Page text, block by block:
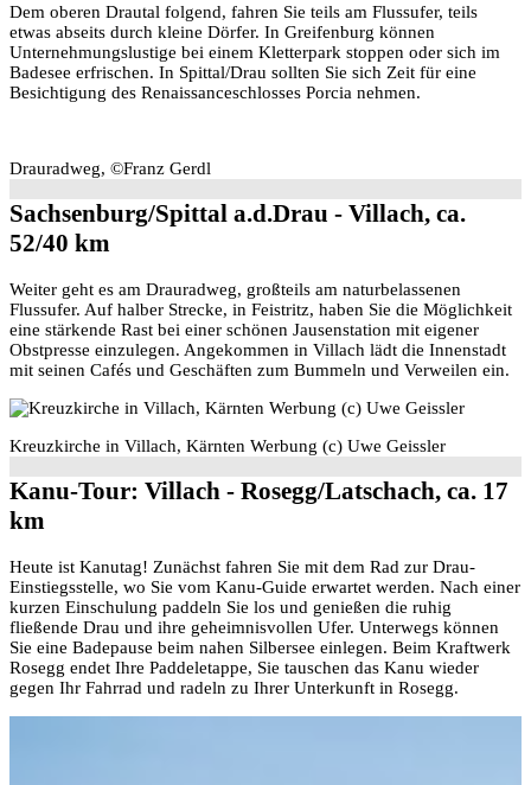
Dem oberen Drautal folgend, fahren Sie teils am Flussufer, teils
etwas abseits durch kleine Dörfer. In Greifenburg können
Unternehmungslustige bei einem Kletterpark stoppen oder sich im
Badesee erfrischen. In Spittal/Drau sollten Sie sich Zeit für eine
Besichtigung des Renaissanceschlosses Porcia nehmen.
Drauradweg, ©Franz Gerdl
Sachsenburg/Spittal a.d.Drau - Villach, ca.
52/40 km
Weiter geht es am Drauradweg, großteils am naturbelassenen
Flussufer. Auf halber Strecke, in Feistritz, haben Sie die Möglichkeit
eine stärkende Rast bei einer schönen Jausenstation mit eigener
Obstpresse einzulegen. Angekommen in Villach lädt die Innenstadt
mit seinen Cafés und Geschäften zum Bummeln und Verweilen ein.
Kreuzkirche in Villach, Kärnten Werbung (c) Uwe Geissler
Kanu-Tour: Villach - Rosegg/Latschach, ca. 17
km
Heute ist Kanutag! Zunächst fahren Sie mit dem Rad zur Drau-
Einstiegsstelle, wo Sie vom Kanu-Guide erwartet werden. Nach einer
kurzen Einschulung paddeln Sie los und genießen die ruhig
fließende Drau und ihre geheimnisvollen Ufer. Unterwegs können
Sie eine Badepause beim nahen Silbersee einlegen. Beim Kraftwerk
Rosegg endet Ihre Paddeletappe, Sie tauschen das Kanu wieder
gegen Ihr Fahrrad und radeln zu Ihrer Unterkunft in Rosegg.